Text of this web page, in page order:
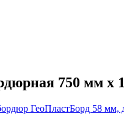
750 мм x
ГеоПластБорд 58 мм,